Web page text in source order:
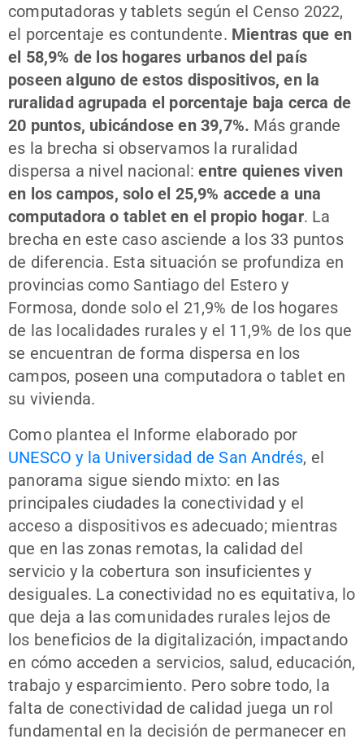
computadoras y tablets según el Censo 2022,
el porcentaje es contundente. Mientras que en
el 58,9% de los hogares urbanos del país
poseen alguno de estos dispositivos, en la
ruralidad agrupada el porcentaje baja cerca de
20 puntos, ubicándose en 39,7%. Más grande
es la brecha si observamos la ruralidad
dispersa a nivel nacional:entre quienes viven
en los campos, solo el 25,9% accede a una
computadora o tablet en el propio hogar. La
brecha en este caso asciende a los 33 puntos
de diferencia. Esta situación se profundiza en
provincias como Santiago del Estero y
Formosa, donde solo el 21,9% de los hogares
de las localidades rurales y el 11,9% de los que
se encuentran de forma dispersa en los
campos, poseen una computadora o tablet en
su vivienda.
Como plantea el Informe elaborado por
UNESCO y la Universidad de San Andrés, el
panorama sigue siendo mixto: en las
principales ciudades la conectividad y el
acceso a dispositivos es adecuado; mientras
que en las zonas remotas, la calidad del
servicio y la cobertura son insuficientes y
desiguales. La conectividad no es equitativa, lo
que deja a las comunidades rurales lejos de
los beneficios de la digitalización, impactando
en cómo acceden a servicios, salud, educación,
trabajo y esparcimiento. Pero sobre todo, la
falta de conectividad de calidad juega un rol
fundamental en la decisión de permanecer en